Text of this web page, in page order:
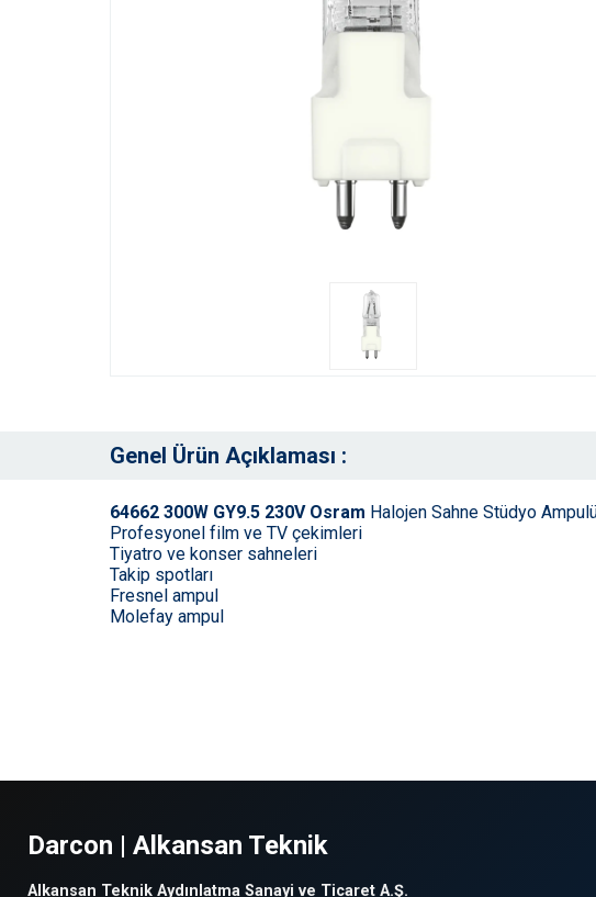
Genel Ürün Açıklaması :
64662 300W GY9.5 230V Osram Halojen Sahne Stüdyo
Profesyonel film ve TV çekimleri
Tiyatro ve konser sahneleri
Takip spotları
Fresnel ampul
Molefay ampul
Darcon | Alkansan Teknik
Alkansan Teknik Aydınlatma Sanayi ve Ticaret A.Ş.